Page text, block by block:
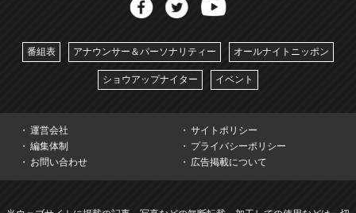
番組表 アナウンサー＆パーソナリティー オールナイトニッポン
ショウアップナイター イベント
運営会社
サイトポリシー
編集体制
プライバシーポリシー
お問い合わせ
広告掲載について